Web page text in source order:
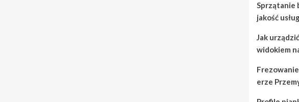
Sprzątanie
jakość
Jak
widokiem
erze